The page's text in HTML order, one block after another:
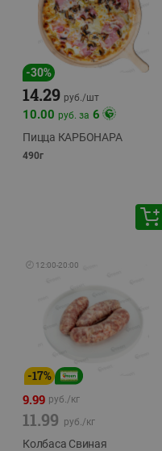
-30%
14.29 руб./шт
10.00 руб. за 6
Пицца КАРБОНАРА
490г
🕘 12:00-20:00
-17%
9.99 руб./кг
11.99 руб./кг
Колбаса Свиная